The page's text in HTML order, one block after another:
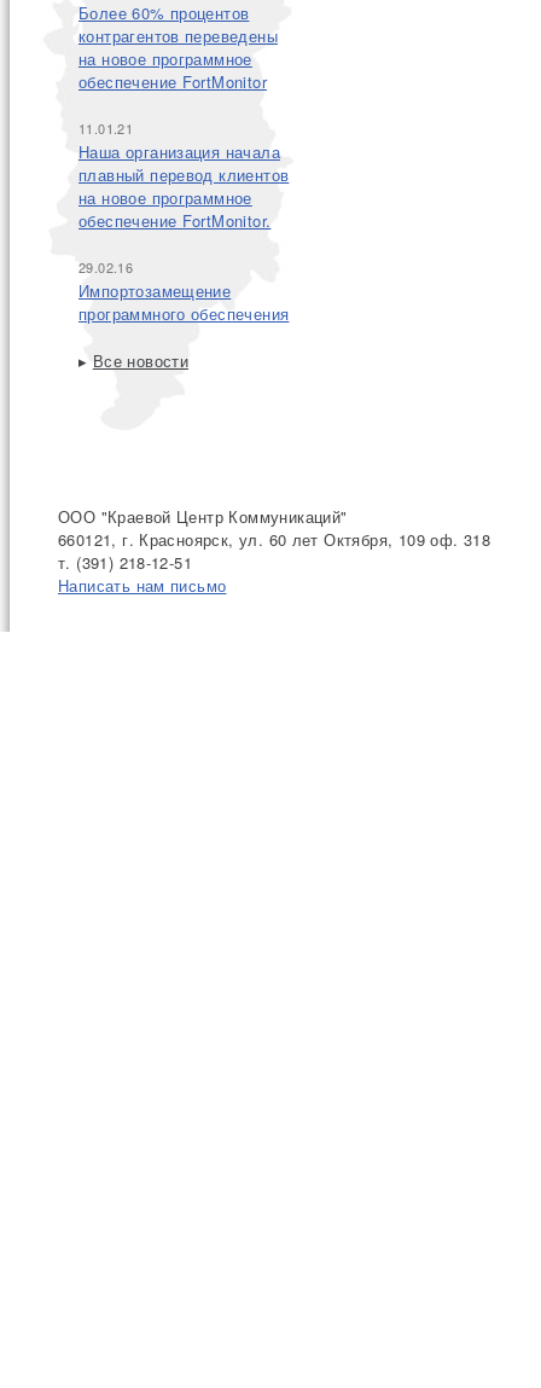
Более 60% процентов
контрагентов переведены
на новое программное
обеспечение FortMonitor
11.01.21
Наша организация начала
плавный перевод клиентов
на новое программное
обеспечение FortMonitor.
29.02.16
Импортозамещение
программного обеспечения
▸ Все новости
ООО "Краевой Центр Коммуникаций"
660121, г. Красноярск, ул. 60 лет Октября, 109 оф. 318
т. (391) 218-12-51
Написать нам письмо